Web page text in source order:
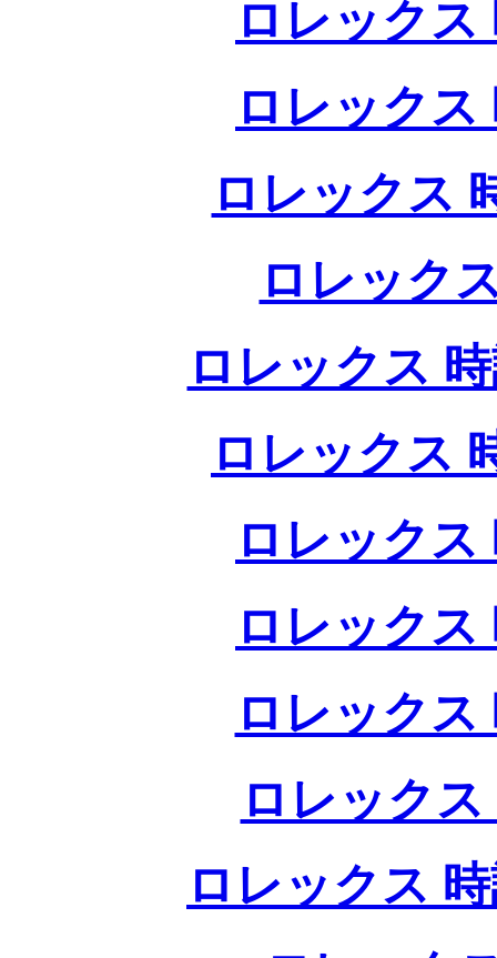
ロレックス
ロレックス
ロレックス
ロレック
ロレックス
ロレックス
ロレックス
ロレックス
ロレックス
ロレック
ロレックス